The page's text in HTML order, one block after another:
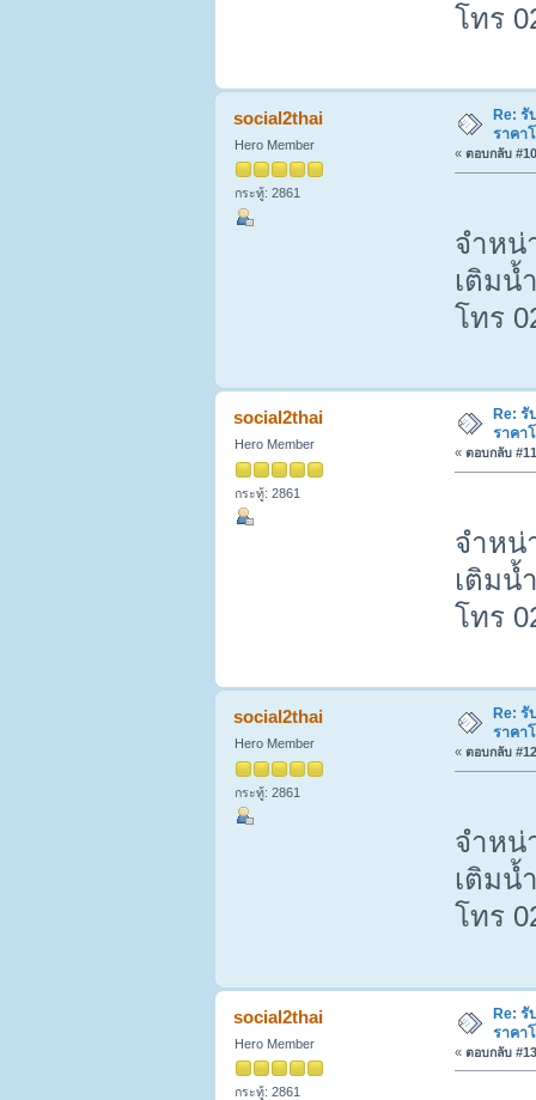
โทร
social2thai
Hero Member
กระทู้: 2861
Re: รั
ราคา
« ตอบกลับ
จำหน่
เติมน้
โทร
social2thai
Hero Member
กระทู้: 2861
Re: รั
ราคา
« ตอบกลับ
จำหน่
เติมน้
โทร
social2thai
Hero Member
กระทู้: 2861
Re: รั
ราคา
« ตอบกลับ
จำหน่
เติมน้
โทร
social2thai
Hero Member
กระทู้: 2861
Re: รั
ราคา
« ตอบกลับ